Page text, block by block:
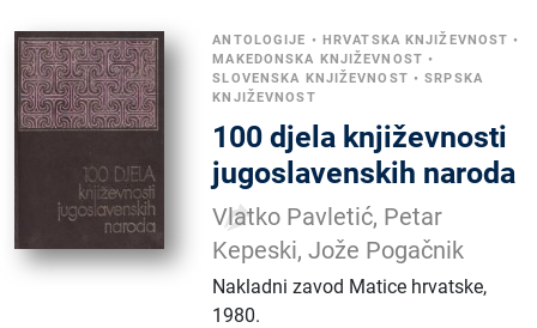
ANTOLOGIJE • HRVATSKA KNJIŽEVNOST •
MAKEDONSKA KNJIŽEVNOST •
SLOVENSKA KNJIŽEVNOST •SRPSKA
KNJIŽEVNOST
100 djela književnosti
jugoslavenskih naroda
Vlatko Pavletić, Petar
Kepeski, Jože Pogačnik
Nakladni zavod Matice hrvatske,
1980.